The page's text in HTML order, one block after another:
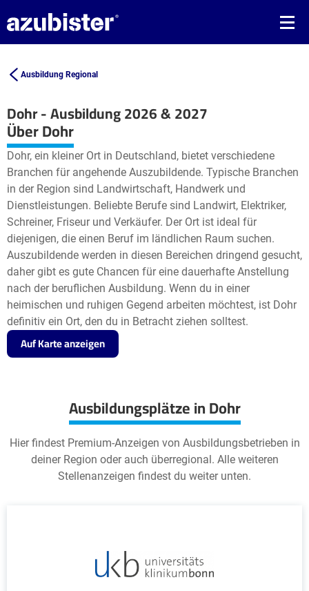
Ausbildung Regional
Dohr - Ausbildung 2026 & 2027
+
−
Leaflet| © OpenStreetMap2
Über Dohr
Dohr, ein kleiner Ort in Deutschland, bietet verschiedene
Branchen für angehende Auszubildende. Typische Branchen
in der Region sind Landwirtschaft, Handwerk und
Dienstleistungen. Beliebte Berufe sind Landwirt, Elektriker,
Schreiner, Friseur und Verkäufer. Der Ort ist ideal für
diejenigen, die einen Beruf im ländlichen Raum suchen.
Auszubildende werden in diesen Bereichen dringend gesucht,
daher gibt es gute Chancen für eine dauerhafte Anstellung
nach der beruflichen Ausbildung. Wenn du in einer
heimischen und ruhigen Gegend arbeiten möchtest, ist Dohr
definitiv ein Ort, den du in Betracht ziehen solltest.
Auf Karte anzeigen
Ausbildungsplätze in Dohr
Hier findest Premium-Anzeigen von Ausbildungsbetrieben in
deiner Region oder auch überregional. Alle weiteren
Stellenanzeigen findest du weiter unten.